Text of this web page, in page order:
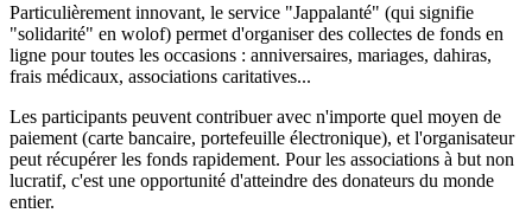
Particulièrement innovant, le service "Jappalanté" (qui signifie
"solidarité" en wolof) permet d'organiser des collectes de fonds en
ligne pour toutes les occasions : anniversaires, mariages, dahiras,
frais médicaux, associations caritatives...
Les participants peuvent contribuer avec n'importe quel moyen de
paiement (carte bancaire, portefeuille électronique), et l'organisateur
peut récupérer les fonds rapidement. Pour les associations à but non
lucratif, c'est une opportunité d'atteindre des donateurs du monde
entier.